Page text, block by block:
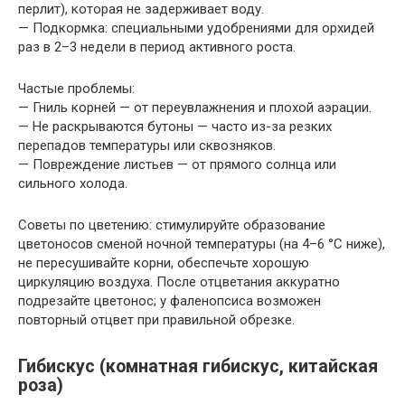
перлит), которая не задерживает воду.
— Подкормка: специальными удобрениями для орхидей
раз в 2–3 недели в период активного роста.
Частые проблемы:
— Гниль корней — от переувлажнения и плохой аэрации.
— Не раскрываются бутоны — часто из-за резких
перепадов температуры или сквозняков.
— Повреждение листьев — от прямого солнца или
сильного холода.
Советы по цветению: стимулируйте образование
цветоносов сменой ночной температуры (на 4–6 °C ниже),
не пересушивайте корни, обеспечьте хорошую
циркуляцию воздуха. После отцветания аккуратно
подрезайте цветонос; у фаленопсиса возможен
повторный отцвет при правильной обрезке.
Гибискус (комнатная гибискус, китайская
роза)